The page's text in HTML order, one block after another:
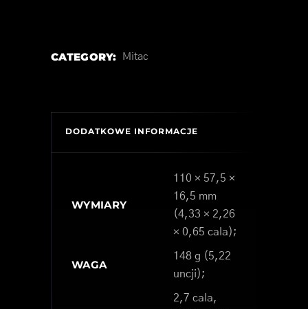
CATEGORY: Mitac
DODATKOWE INFORMACJE
WYMIARY
110 × 57,5 ​​×
16,5 mm
(4,33 × 2,26
× 0,65 cala);
WAGA
148 g (5,22
uncji);
2,7 cala,